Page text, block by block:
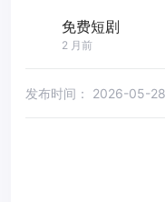
免费短剧
2 月前
发布时间： 2026-05-